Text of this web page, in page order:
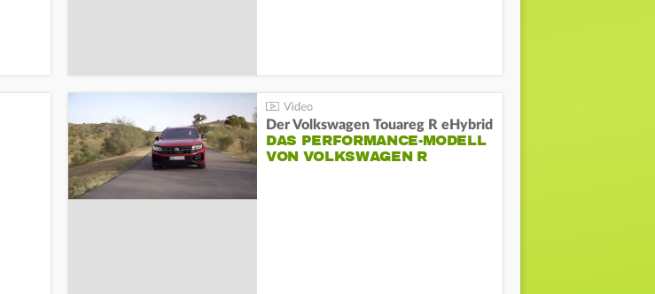
Der Volkswagen Touareg R eHybrid
DAS PERFORMANCE-MODELL
VON VOLKSWAGEN R